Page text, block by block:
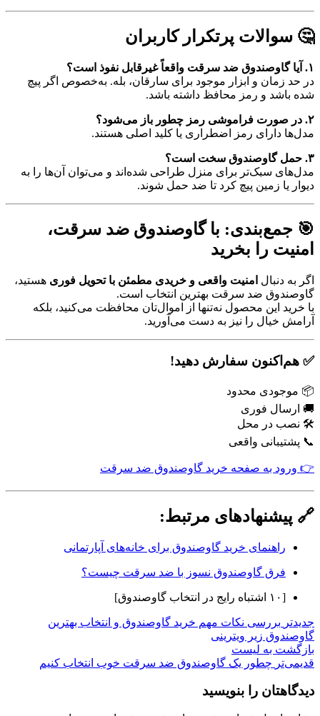
🤔 سوالات پرتکرار کاربران
۱. آیا گاوصندوق ضد سرقت واقعاً غیرقابل نفوذ است؟
در حد زمان و ابزار موجود برای سارقان، بله. به‌خصوص اگر پیچ
شده باشد و رمز محافظ داشته باشد.
۲. در صورت فراموشی رمز چطور باز می‌شود؟
مدل‌ها دارای رمز اضطراری یا کلید اصلی هستند.
۳. حمل گاوصندوق سخت است؟
مدل‌های سبک‌تر برای منزل طراحی شده‌اند و می‌توان آن‌ها را به
دیوار یا زمین پیچ کرد تا ضد حمل شوند.
🎯 جمع‌بندی: با گاوصندوق ضد سرقت،
امنیت را بخرید
اگر به دنبال امنیت واقعی و خریدی مطمئن با تحویل فوری هستید،
گاوصندوق ضد سرقت بهترین انتخاب است.
با خرید این محصول نه‌تنها از اموال‌تان محافظت می‌کنید، بلکه
آرامش خیال را نیز به دست می‌آورید.
✅ هم‌اکنون سفارش دهید!
📦 موجودی محدود
🚚 ارسال فوری
🛠 نصب در محل
📞 پشتیبانی واقعی
👉 ورود به صفحه خرید گاوصندوق ضد سرقت
🔗 پیشنهادهای مرتبط:
راهنمای خرید گاوصندوق برای خانه‌های آپارتمانی
فرق گاوصندوق نسوز با ضد سرقت چیست؟
[۱۰ اشتباه رایج در انتخاب گاوصندوق]
جدیدتر بررسی نکات مهم خرید گاوصندوق و انتخاب بهترین
گاوصندوق زیر ویترینی
بازگشت به لیست
قدیمی‌تر چطور یک گاوصندوق ضد سرقت خوب انتخاب کنیم
دیدگاهتان را بنویسید